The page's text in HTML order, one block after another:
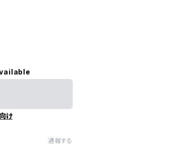
け
通報する